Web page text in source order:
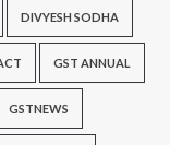
DIVYESH SODHA
GST ANNUAL
GSTNEWS